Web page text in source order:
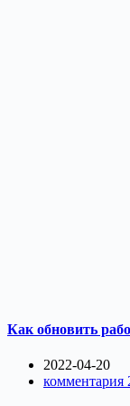
Как обновить
2022-04-20
комментария